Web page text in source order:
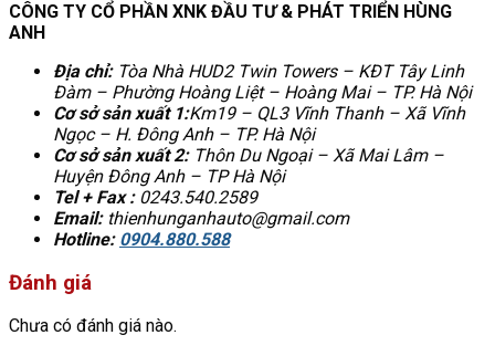
CÔNG TY CỔ PHẦN XNK ĐẦU TƯ & PHÁT TRIỂN HÙNG
ANH
Địa chỉ:Tòa Nhà HUD2 Twin Towers – KĐT Tây Linh
Đàm – Phường Hoàng Liệt – Hoàng Mai – TP. Hà Nội
Cơ sở sản xuất 1:Km19 – QL3 Vĩnh Thanh – Xã Vĩnh
Ngọc – H. Đông Anh – TP. Hà Nội
Cơ sở sản xuất 2:Thôn Du Ngoại – Xã Mai Lâm –
Huyện Đông Anh – TP Hà Nội
Tel + Fax :0243.540.2589
Email:thienhunganhauto@gmail.com
Hotline: 0904.880.588
Đánh giá
Chưa có đánh giá nào.